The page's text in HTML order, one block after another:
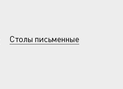
Столы письменные